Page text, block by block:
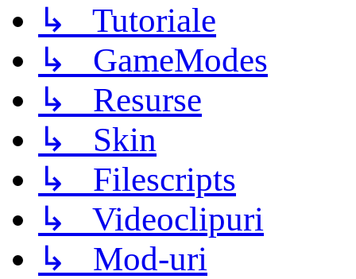
↳ Tutoriale
↳ GameModes
↳ Resurse
↳ Skin
↳ Filescripts
↳ Videoclipuri
↳ Mod-uri